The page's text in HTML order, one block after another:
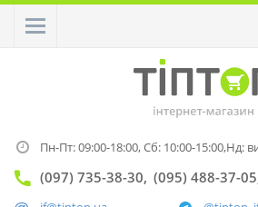
Пн-Пт: 09:00-18:00,Сб: 10:00-15:00,Нд:
(097) 735-38-30 (095) 488-37-05